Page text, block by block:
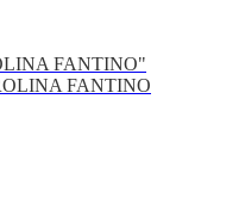
FANTINO"
FANTINO